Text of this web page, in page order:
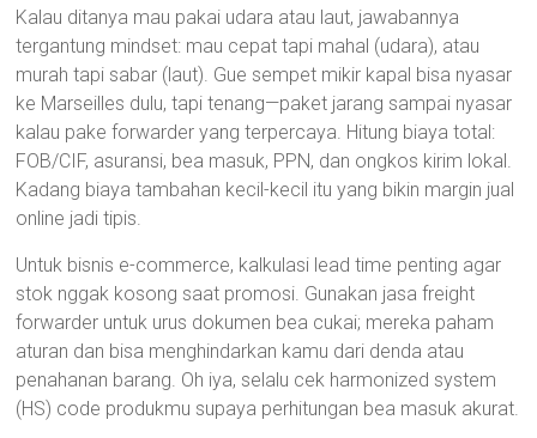
Kalau ditanya mau pakai udara atau laut, jawabannya
tergantung mindset: mau cepat tapi mahal (udara), atau
murah tapi sabar (laut). Gue sempet mikir kapal bisa nyasar
ke Marseilles dulu, tapi tenang—paket jarang sampai nyasar
kalau pake forwarder yang terpercaya. Hitung biaya total:
FOB/CIF, asuransi, bea masuk, PPN, dan ongkos kirim lokal.
Kadang biaya tambahan kecil-kecil itu yang bikin margin jual
online jadi tipis.
Untuk bisnis e-commerce, kalkulasi lead time penting agar
stok nggak kosong saat promosi. Gunakan jasa freight
forwarder untuk urus dokumen bea cukai; mereka paham
aturan dan bisa menghindarkan kamu dari denda atau
penahanan barang. Oh iya, selalu cek harmonized system
(HS) code produkmu supaya perhitungan bea masuk akurat.